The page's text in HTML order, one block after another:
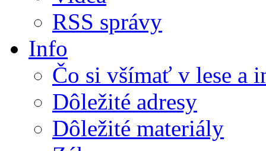
RSS správy
Info
Čo si všímať v lese a
Dôležité adresy
Dôležité materiály